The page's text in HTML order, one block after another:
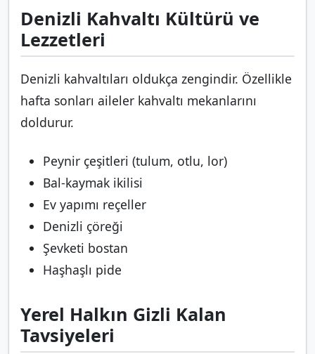
Denizli Kahvaltı Kültürü ve
Lezzetleri
Denizli kahvaltıları oldukça zengindir. Özellikle
hafta sonları aileler kahvaltı mekanlarını
doldurur.
Peynir çeşitleri (tulum, otlu, lor)
Bal-kaymak ikilisi
Ev yapımı reçeller
Denizli çöreği
Şevketi bostan
Haşhaşlı pide
Yerel Halkın Gizli Kalan
Tavsiyeleri